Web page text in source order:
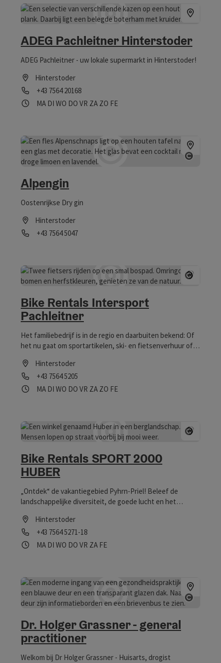
ADEG Pachleitner Hinterstoder
ADEG Pachleitner - uw lokale supermarkt in Hinterstoder!
Hinterstoder
Telefoon
+43 7564 20168
Openingstijden
MA maandag geopend
DI dinsdag geopend
WO woensdag geopend
DO donderdag geopend
VR vrijdag geopend
ZA zaterdag geopend
ZO zondag geopend
FEop feestdag geopend
Alpengin
Oostenrijkse Dry gin
Hinterstoder
Telefoon
+43 7564 5047
Bike Rentals Intersport
Pachleitner
Het familiebedrijf is in de regio en daarbuiten bekend: Of
het nu gaat om sportartikelen, ski- en fietsenverhuur of
juiste adres.
Hinterstoder
Telefoon
+43 7564 5205
Openingstijden
MA maandag geopend
DI dinsdag geopend
WO woensdag geopend
DO donderdag geopend
VR vrijdag geopend
ZA zaterdag geopend
ZO zondag geopend
FEop feestdag geopend
Bike Rentals SPORT 2000
HUBER
„Ontdek“ de vakantiegebied Pyhrn-Priel! Beleef de
landschappelijke diversiteit, de goede lucht en het
Hinterstoder
Telefoon
+43 7564 5271-18
Openingstijden
MA maandag geopend
DI dinsdag geopend
WO woensdag geopend
DO donderdag geopend
VR vrijdag geopend
ZA zaterdag geopend
FEop feestdag geopend
Dr. Holger Grassner - general
practitioner
Welkom bij Dr Holger Grassner - Huisarts, drogist